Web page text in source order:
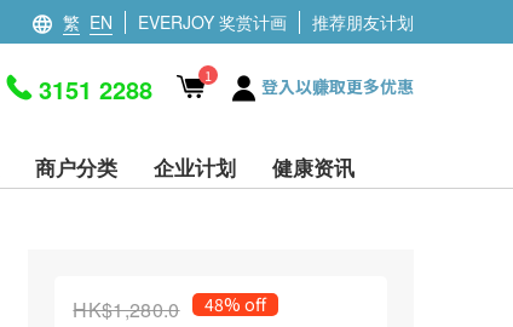
繁 EN EVERJOY 奖赏计画 推荐朋友计划
3151 2288 1 登入以赚取更多优惠
商户分类 企业计划 健康资讯
HK$1,280.0 48% off